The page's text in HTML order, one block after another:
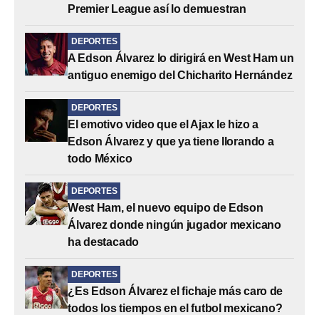
Premier League así lo demuestran
DEPORTES
A Edson Álvarez lo dirigirá en West Ham un
antiguo enemigo del Chicharito Hernández
DEPORTES
El emotivo video que el Ajax le hizo a
Edson Álvarez y que ya tiene llorando a
todo México
DEPORTES
West Ham, el nuevo equipo de Edson
Álvarez donde ningún jugador mexicano
ha destacado
DEPORTES
¿Es Edson Álvarez el fichaje más caro de
todos los tiempos en el futbol mexicano?